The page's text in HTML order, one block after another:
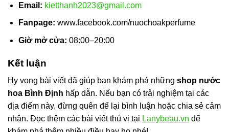
Email: kietthanh2023@gmail.com
Fanpage: www.facebook.com/nuochoakperfume
Giờ mở cửa: 08:00–20:00
Kết luận
Hy vọng bài viết đã giúp bạn khám phá những shop nước
hoa Bình Định hấp dẫn. Nếu bạn có trải nghiệm tại các
địa điểm này, đừng quên để lại bình luận hoặc chia sẻ cảm
nhận. Đọc thêm các bài viết thú vị tại Lanybeau.vn để